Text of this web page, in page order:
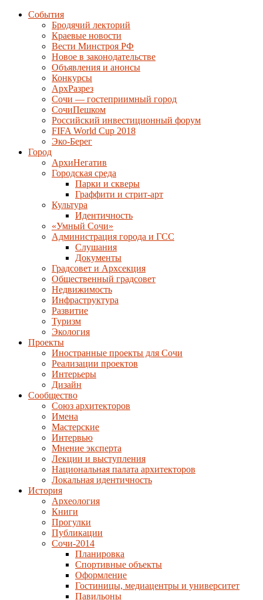
События
Бродячий лекторий
Краевые новости
Вести Минстроя РФ
Новое в законодательстве
Объявления и анонсы
Конкурсы
АрхРазрез
Сочи — гостеприимный город
СочиПешком
Российский инвестиционный форум
FIFA World Cup 2018
Эко-Берег
Город
АрхиНегатив
Городская среда
Парки и скверы
Граффити и стрит-арт
Культура
Идентичность
«Умный Сочи»
Администрация города и ГСС
Слушания
Документы
Градсовет и Архсекция
Общественный градсовет
Недвижимость
Инфраструктура
Развитие
Туризм
Экология
Проекты
Иностранные проекты для Сочи
Реализации проектов
Интерьеры
Дизайн
Сообщество
Союз архитекторов
Имена
Мастерские
Интервью
Мнение эксперта
Лекции и выступления
Национальная палата архитекторов
Локальная идентичность
История
Археология
Книги
Прогулки
Публикации
Сочи-2014
Планировка
Спортивные объекты
Оформление
Гостиницы, медиацентры и университет
Павильоны